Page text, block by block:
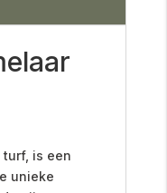
turf, is een
unieke